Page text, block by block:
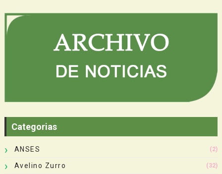
Categorias
ANSES (2)
Avelino Zurro (32)